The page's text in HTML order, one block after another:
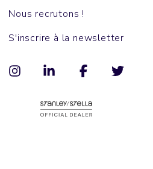
Nous recrutons !
S'inscrire à la newsletter